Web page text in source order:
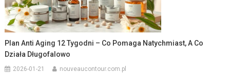
Plan Anti Aging 12 Tygodni – Co Pomaga Natychmiast, A Co
Działa Długofalowo
2026-01-21 nouveaucontour.com.pl